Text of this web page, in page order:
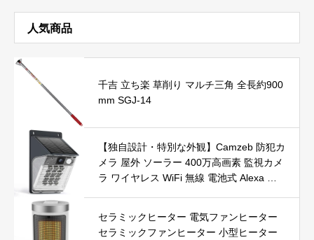
策 豪雨対応 (ブラック, XL)
人気商品
千吉 立ち楽 草削り マルチ三角 全長約900
mm SGJ-14
【独自設計・特別な外観】Camzeb 防犯カ
メラ 屋外 ソーラー 400万高画素 監視カメ
ラ ワイヤレス WiFi 無線 電池式 Alexa 赤
録画 IP66防水 遠隔操作
セラミックヒーター 電気ファンヒーター
セラミックファンヒーター 小型ヒーター